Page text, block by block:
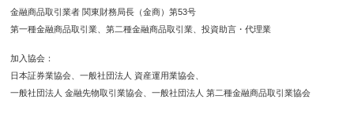
金融商品取引業者 関東財務局長（金商）第53号
第一種金融商品取引業
第二種金融商品取引業 投資助言・代理業
加入協会
日本証券業協会
一般社団法人 資産運用業協会
一般社団法人 金融先物取引業協会
一般社団法人 第二種金融商品取引業協会